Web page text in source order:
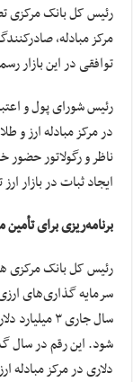
رئیس کل بانک مرکزی
مرکز مبادله،
توافقی در این بازار
رئیس شورای پول و
در مرکز مبادله ارز و
ناظر و رگولاتور
ایجاد ثبات در بازار
برنامه‌ریزی برای تأمین مالی ۳ میلیارد
رئیس کل بانک مرکزی
سرمایه گذاری‌های
سال جاری ۳
دلاری در مرکز مبادله